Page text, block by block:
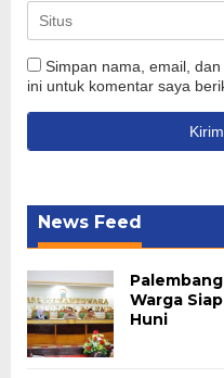
Simpan nama, email,
ini untuk komentar saya
News Feed
Warga
Huni